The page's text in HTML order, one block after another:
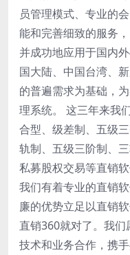
员管理模式、专业的
能和完善细致的服务
并成功地应用于国内
国大陆、中国台湾、
的普遍需求为基础，
理系统。 这三年来我
合型、级差制、五级
轨制、五级三阶制、
私募股权交易等直销
我们有着专业的直销
廉的优势立足以直销
直销360就对了。我
技术和业务合作，携手